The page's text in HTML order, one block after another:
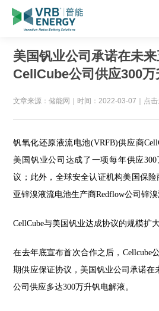
美国钒业公司承诺在未
CellCube公司供应300
文章来源：储能网 时间：2022-03-07 点
钒氧化还原液流电池(VRFB)供应商
美国钒业公司达成了一项每年供应
议；此外，全球安全认证机构美国保
亚锌溴液流电池生产商Redflow公司锌
CellCube与美国钒业达成协议的规模扩
在去年底宣布首次合作之后，Cellcube
期供应保证协议，美国钒业公司承诺在
公司供应多达300万升钒电解液。